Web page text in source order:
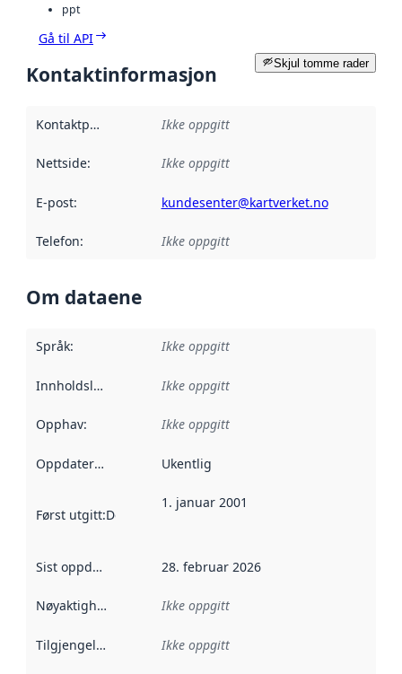
ppt
Gå til API
Skjul tomme rader
Kontaktinformasjon
Kontaktpunkt Ikke oppgitt
Nettside: Ikke oppgitt
E-post: kundesenter@kartverket.no
Telefon: Ikke oppgitt
Om dataene
Språk: Ikke oppgitt
Innholdsleverandører :
Ikke oppgitt
Opphav: Ikke oppgitt
Oppdateringsfrekvens :
Ukentlig
Først utgitt:Denne datoen sier når dataene i dette
1. januar 2001
Sist oppdatert 28. februar 2026
Nøyaktighet Ikke oppgitt
Tilgjengelighet Ikke oppgitt